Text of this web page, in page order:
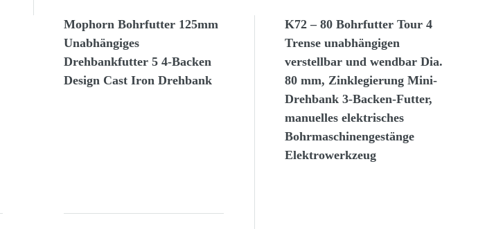
Mophorn Bohrfutter 125mm
Unabhängiges
Drehbankfutter 5 4-Backen
Design Cast Iron Drehbank
K72 – 80 Bohrfutter Tour 4
Trense unabhängigen
verstellbar und wendbar Dia.
80 mm, Zinklegierung Mini-
Drehbank 3-Backen-Futter,
manuelles elektrisches
Bohrmaschinengestänge
Elektrowerkzeug